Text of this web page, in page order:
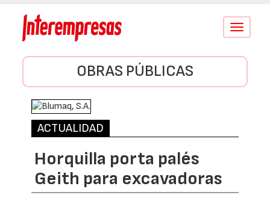
Conmutar
OBRAS PÚBLICAS
ACTUALIDAD
Horquilla porta palés
Geith para excavadoras